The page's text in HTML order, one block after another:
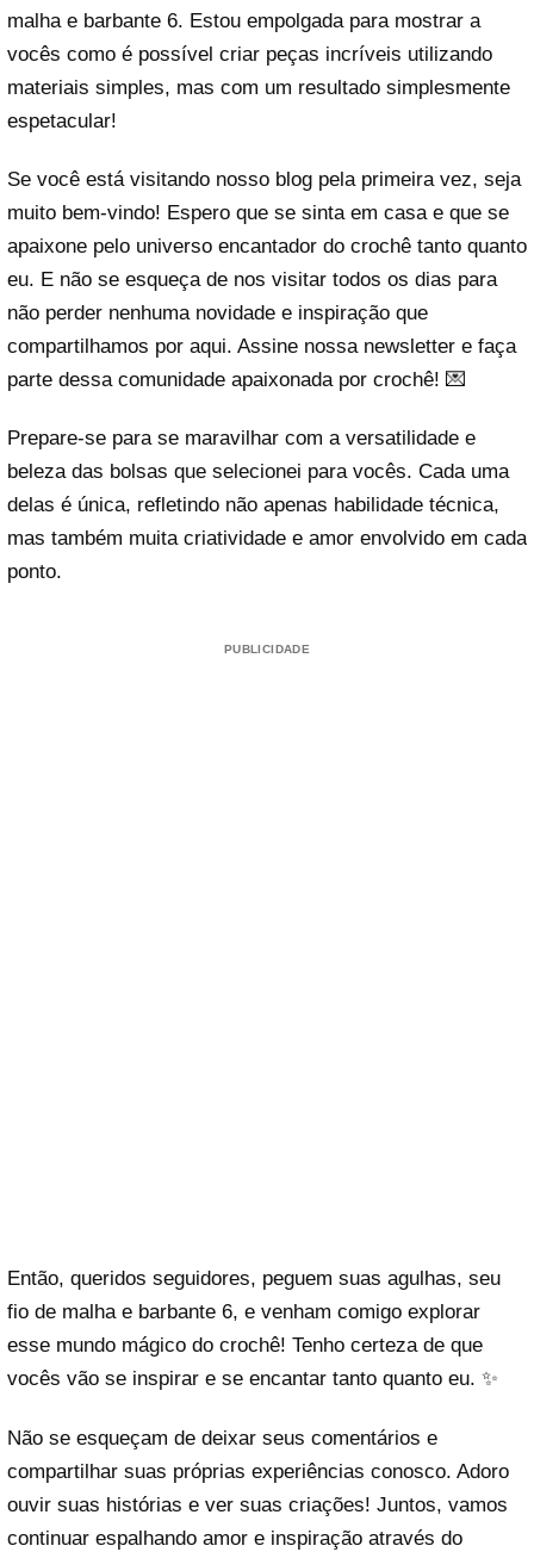
malha e barbante 6. Estou empolgada para mostrar a
vocês como é possível criar peças incríveis utilizando
materiais simples, mas com um resultado simplesmente
espetacular!
Se você está visitando nosso blog pela primeira vez, seja
muito bem-vindo! Espero que se sinta em casa e que se
apaixone pelo universo encantador do crochê tanto quanto
eu. E não se esqueça de nos visitar todos os dias para
não perder nenhuma novidade e inspiração que
compartilhamos por aqui. Assine nossa newsletter e faça
parte dessa comunidade apaixonada por crochê! 💌
Prepare-se para se maravilhar com a versatilidade e
beleza das bolsas que selecionei para vocês. Cada uma
delas é única, refletindo não apenas habilidade técnica,
mas também muita criatividade e amor envolvido em cada
ponto.
PUBLICIDADE
Então, queridos seguidores, peguem suas agulhas, seu
fio de malha e barbante 6, e venham comigo explorar
esse mundo mágico do crochê! Tenho certeza de que
vocês vão se inspirar e se encantar tanto quanto eu. ✨
Não se esqueçam de deixar seus comentários e
compartilhar suas próprias experiências conosco. Adoro
ouvir suas histórias e ver suas criações! Juntos, vamos
continuar espalhando amor e inspiração através do